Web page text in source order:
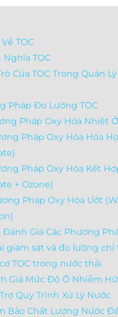
TOC
Nghĩa TOC
Của TOC Trong Quản
Pháp Đo Lường TOC
Pháp Oxy Hóa Nhiệt Ở
Pháp Oxy Hóa Hóa
Pháp Oxy Hóa Kết
+ Ozone)
Pháp Oxy Hóa Ướt
Đánh Giá Các Phương
giám sát và đo lường
TOC trong nước thải
Giá Mức Độ Ô Nhiễm
Quy Trình Xử Lý Nước
Bảo Chất Lượng Nước